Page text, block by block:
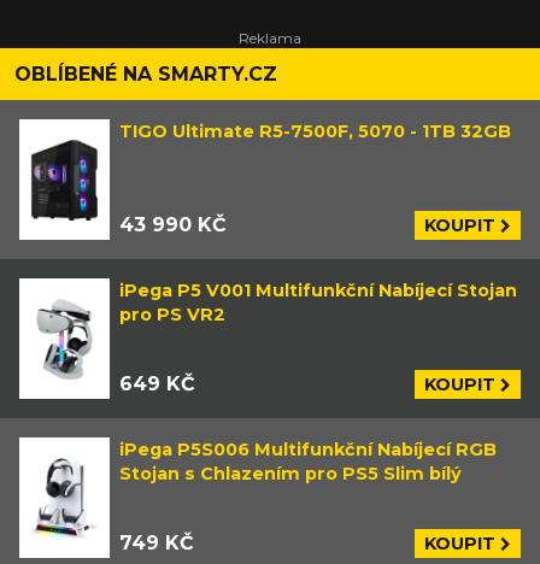
OBLÍBENÉ NA SMARTY.CZ
TIGO Ultimate R5-7500F, 5070 - 1TB 32GB
43 990 KČ KOUPIT
iPega P5 V001 Multifunkční Nabíjecí Stojan
pro PS VR2
649 KČ KOUPIT
iPega P5S006 Multifunkční Nabíjecí RGB
Stojan s Chlazením pro PS5 Slim bílý
749 KČ KOUPIT